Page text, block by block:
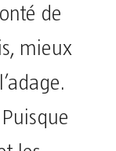
de
mieux